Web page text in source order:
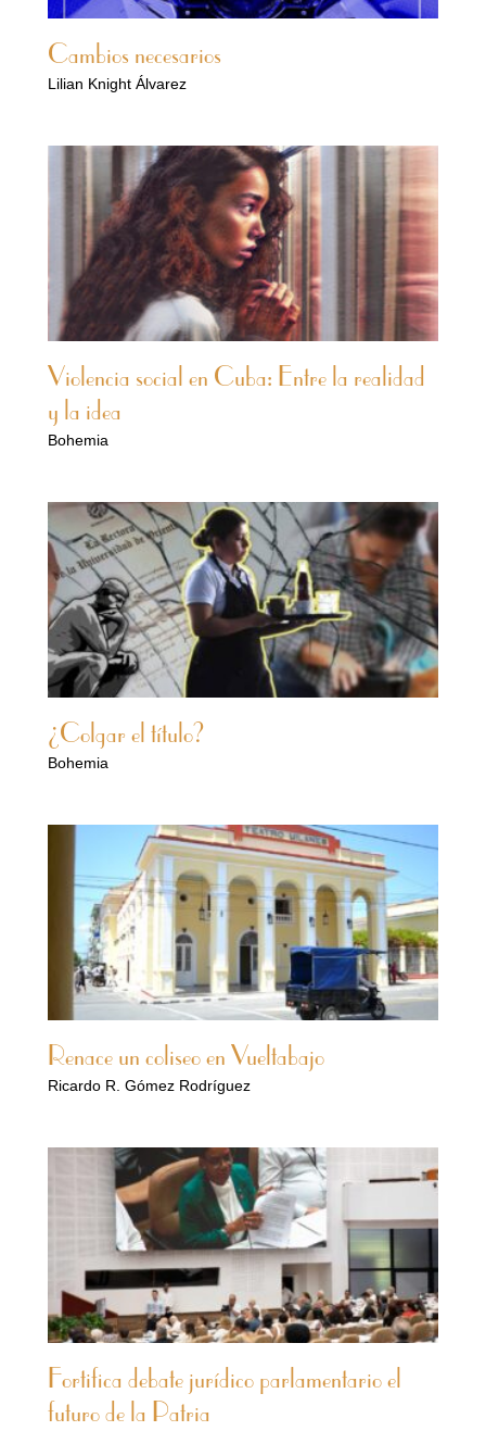
Cambios necesarios
Lilian Knight Álvarez
Violencia social en Cuba: Entre la realidad
y la idea
Bohemia
¿Colgar el título?
Bohemia
Renace un coliseo en Vueltabajo
Ricardo R. Gómez Rodríguez
Fortifica debate jurídico parlamentario el
futuro de la Patria